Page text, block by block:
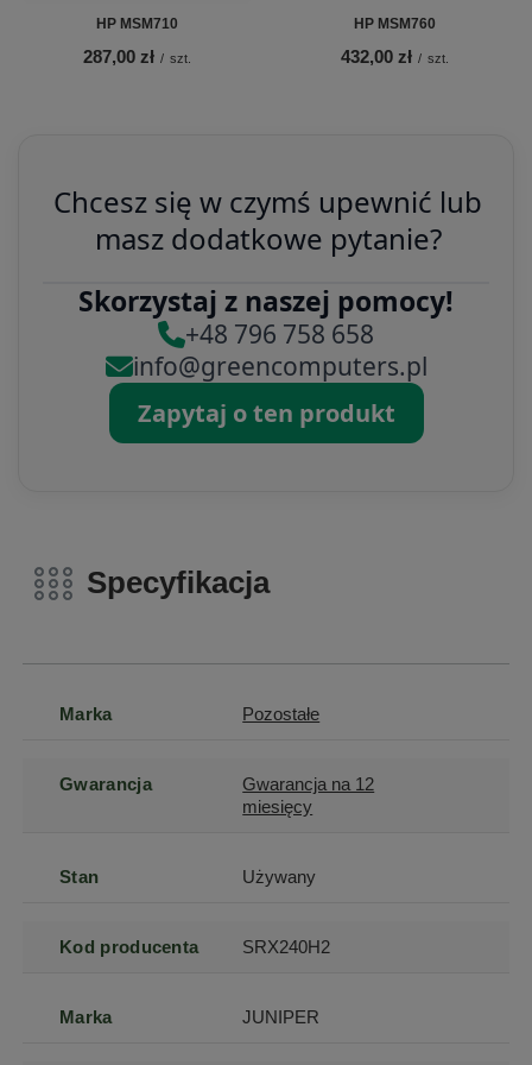
HP MSM710
287,00 zł / szt.
HP MSM760
432,00 zł / szt.
Chcesz się w czymś upewnić lub
masz dodatkowe pytanie?
Skorzystaj z naszej pomocy!
+48 796 758 658
info@greencomputers.pl
Zapytaj o ten produkt
Specyfikacja
Marka Pozostałe
Gwarancja
Gwarancja na 12
miesięcy
Stan Używany
Kod producenta SRX240H2
Marka JUNIPER